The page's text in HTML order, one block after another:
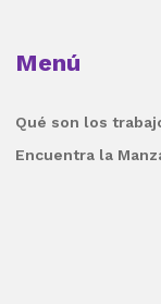
Menú
Qué son los
Encuentra la